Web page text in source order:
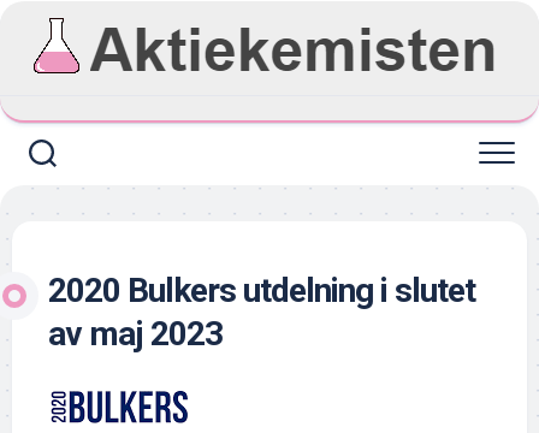
content
2020 Bulkers utdelning i slutet
av maj 2023